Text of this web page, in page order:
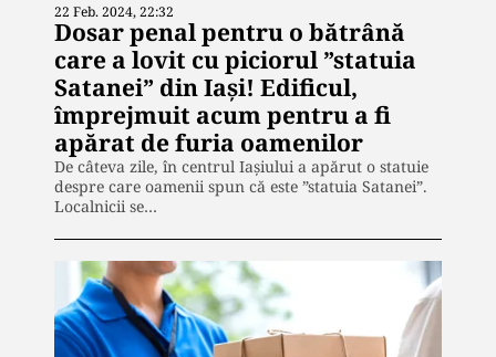
22 Feb. 2024, 22:32
Dosar penal pentru o bătrână
care a lovit cu piciorul ”statuia
Satanei” din Iași! Edificul,
împrejmuit acum pentru a fi
apărat de furia oamenilor
De câteva zile, în centrul Iașiului a apărut o statuie
despre care oamenii spun că este ”statuia Satanei”.
Localnicii se…